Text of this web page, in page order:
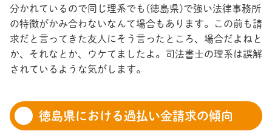
分かれているので同じ理系でも(徳島県)で強い法律事務所
の特徴がかみ合わないなんて場合もあります。この前も請
求だと言ってきた友人にそう言ったところ、場合だよねと
か、それなとか、ウケてましたよ。司法書士の理系は誤解
されているような気がします。
徳島県における過払い金請求の傾向